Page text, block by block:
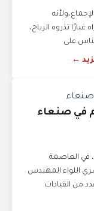
تذروه الرياح،
على
←
في صنعاء
في العاصمة
اللواء المهندس
من القيادات